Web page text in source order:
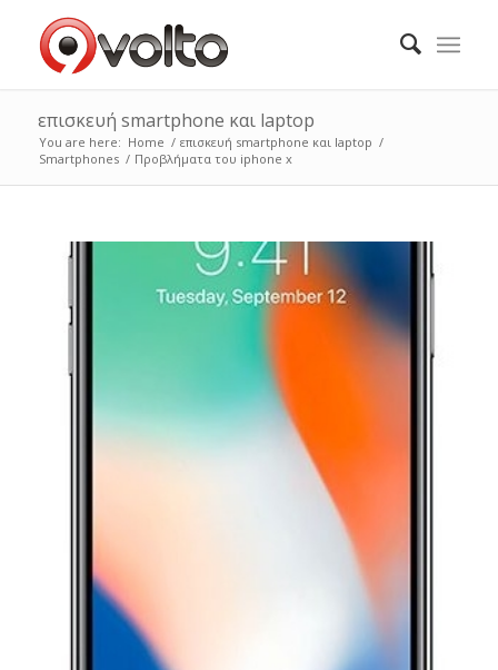
επισκευή smartphone και laptop
You are here: Home / επισκευή smartphone και laptop /
Smartphones / Προβλήματα του iphone x